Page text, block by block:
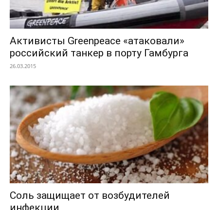
Активисты Greenpeace «атаковали»
российский танкер в порту Гамбурга
26.03.2015
Соль защищает от возбудителей